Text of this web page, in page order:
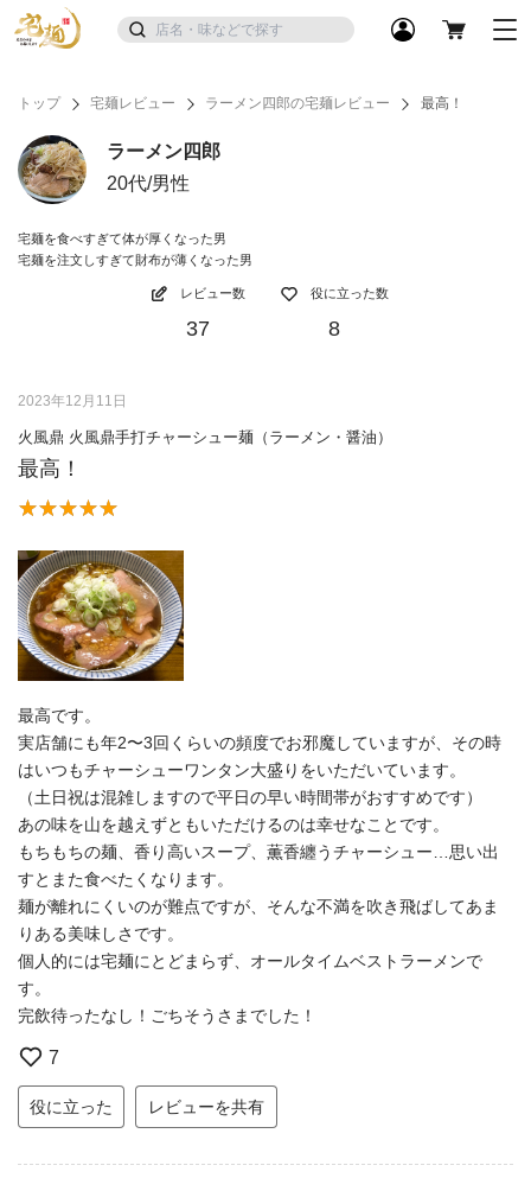
トップ 宅麺レビュー ラーメン四郎の宅麺レビュー 最高！
ラーメン四郎
20代/男性
宅麺を食べすぎて体が厚くなった男
宅麺を注文しすぎて財布が薄くなった男
レビュー数
37
役に立った数
8
2023年12月11日
火風鼎 火風鼎手打チャーシュー麺（ラーメン・醤油）
最高！
最高です。
実店舗にも年2〜3回くらいの頻度でお邪魔していますが、その時
はいつもチャーシューワンタン大盛りをいただいています。
（土日祝は混雑しますので平日の早い時間帯がおすすめです）
あの味を山を越えずともいただけるのは幸せなことです。
もちもちの麺、香り高いスープ、薫香纏うチャーシュー…思い出
すとまた食べたくなります。
麺が離れにくいのが難点ですが、そんな不満を吹き飛ばしてあま
りある美味しさです。
個人的には宅麺にとどまらず、オールタイムベストラーメンで
す。
完飲待ったなし！ごちそうさまでした！
7
役に立った レビューを共有